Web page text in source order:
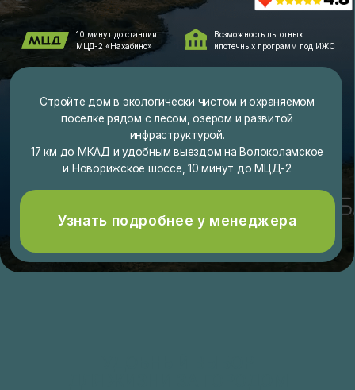
УЧАСТКИ И ДОМА ПОД ИЖС
В КРАСНОГОРСКЕ МО: 5-8
Стройте дом в экологически чистом и охраняемом
поселке рядом с лесом, озером и развитой
инфраструктурой.
17 км до МКАД и удобным выездом на Волоколамское
и Новорижское шоссе, 10 минут до МЦД-2
Узнать подробнее у менеджера